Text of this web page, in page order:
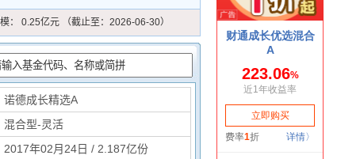
： 0.25亿元 （截止至：2026-06-30）
诺德成长精选A
混合型-灵活
2017年02月24日 / 2.187亿份